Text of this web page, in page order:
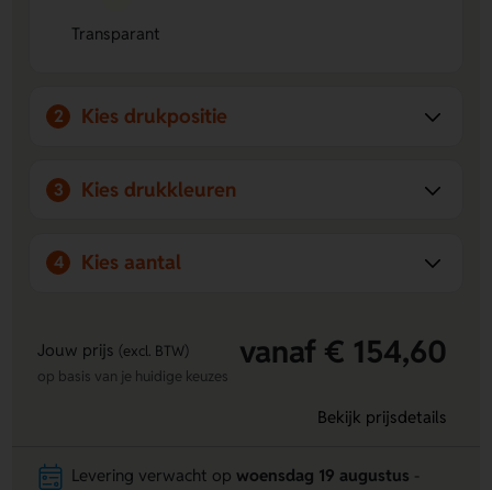
ontwerp aanbrengen op Glass 1, Glass 2, Glass 3, Glass
een duurzame uitstraling en een frisse transparante
afwerking.
Transparant
2 Kies drukpositie
3 Kies drukkleuren
4 Kies aantal
Jouw prijs (excl. BTW) vanaf € 154,60
op basis van je huidige keuzes
Bekijk prijsdetails
Levering verwacht op woensdag 19 augustus